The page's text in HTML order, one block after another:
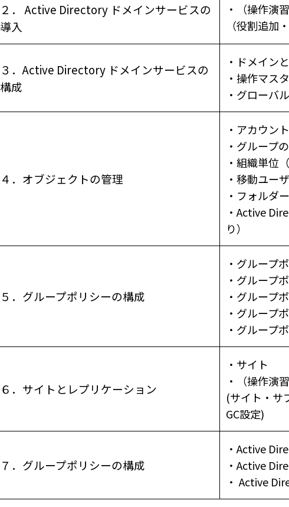
２． Active Directory ドメインサービスの
導入
・（操作演
（役割追加
３．Active Directory ドメインサービスの
構成
・ドメイン
・操作マス
・グローバ
４．オブジェクトの管理
・アカウン
・グループ
・組織単位
・移動ユー
・フォルダ
・Active
り）
５．グループポリシーの構成
・グループ
・グループ
・グループ
・グループ
・グループ
６．サイトとレプリケーション
・サイト
・（操作演
(サイト・サ
GC設定)
７．グループポリシーの構成
・Active
・Active
・ Active